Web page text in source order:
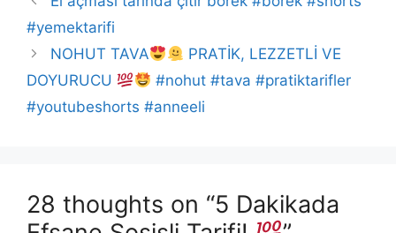
#yemektarifi
NOHUT TAVA
PRATİK, LEZZETLİ VE
DOYURUCU
#nohut #tava #pratiktarifler
#youtubeshorts #anneeli
28 thoughts on “5 Dakikada